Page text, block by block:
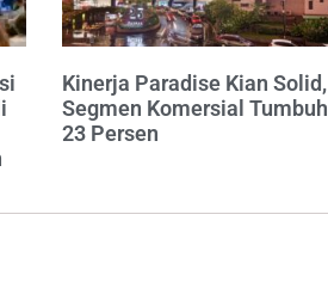
Kinerja Paradise Kian Solid,
Segmen Komersial Tumbuh
23 Persen